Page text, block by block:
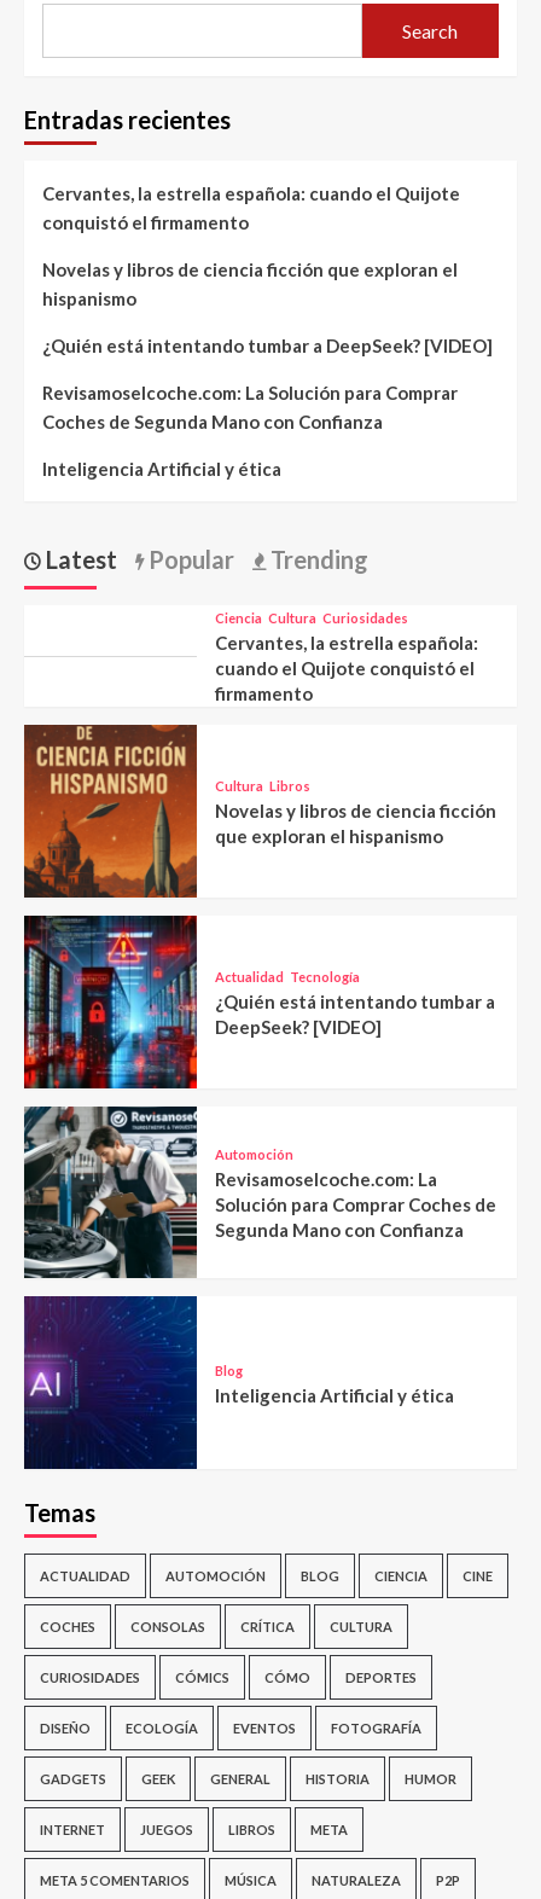
Search
Entradas recientes
Cervantes, la estrella española: cuando el Quijote
conquistó el firmamento
Novelas y libros de ciencia ficción que exploran el
hispanismo
¿Quién está intentando tumbar a DeepSeek? [VIDEO]
Revisamoselcoche.com: La Solución para Comprar
Coches de Segunda Mano con Confianza
Inteligencia Artificial y ética
Latest Popular Trending
Ciencia Cultura Curiosidades
Cervantes, la estrella española:
cuando el Quijote conquistó el
firmamento
Cultura Libros
Novelas y libros de ciencia ficción
que exploran el hispanismo
Actualidad Tecnología
¿Quién está intentando tumbar a
DeepSeek? [VIDEO]
Automoción
Revisamoselcoche.com: La
Solución para Comprar Coches de
Segunda Mano con Confianza
Blog
Inteligencia Artificial y ética
Temas
ACTUALIDAD AUTOMOCIÓN BLOG CIENCIA CINE
COCHES CONSOLAS CRÍTICA CULTURA
CURIOSIDADES CÓMICS CÓMO DEPORTES
DISEÑO ECOLOGÍA EVENTOS FOTOGRAFÍA
GADGETS GEEK GENERAL HISTORIA HUMOR
INTERNET JUEGOS LIBROS META
META 5 COMENTARIOS MÚSICA NATURALEZA P2P